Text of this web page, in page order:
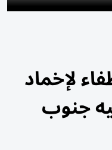
إطفاء لإخماد
جنوب